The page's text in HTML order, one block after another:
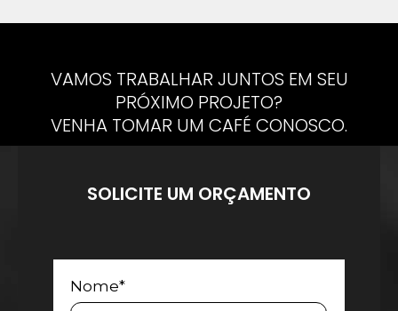
VAMOS TRABALHAR JUNTOS EM SEU
PRÓXIMO PROJETO?
VENHA TOMAR UM CAFÉ CONOSCO.
SOLICITE UM ORÇAMENTO
Nome*